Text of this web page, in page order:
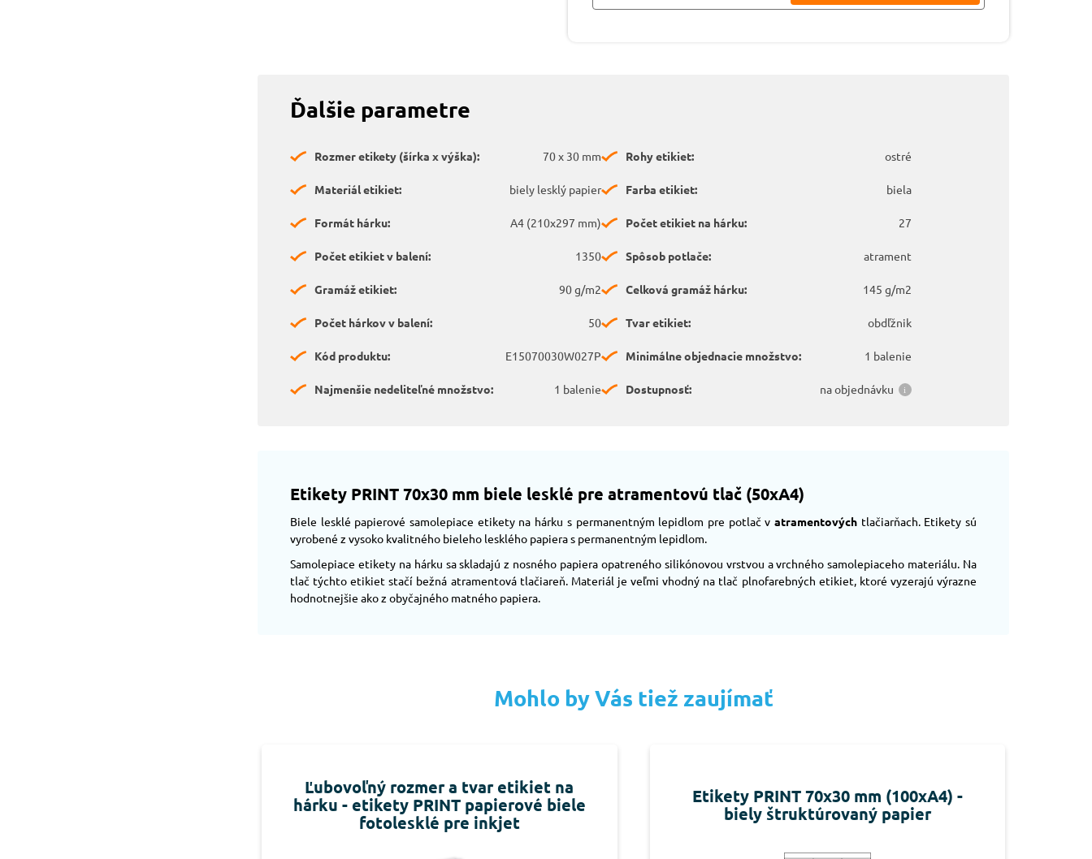
Ďalšie parametre
Rozmer etikety (šírka x výška): 70 x 30 mm Rohy etikiet: ostré
Materiál etikiet: biely lesklý papier Farba etikiet: biela
Formát hárku: A4 (210x297 mm) Počet etikiet na hárku: 27
Počet etikiet v balení: 1350 Spôsob potlače: atrament
Gramáž etikiet: 90 g/m2 Celková gramáž hárku: 145 g/m2
Počet hárkov v balení: 50 Tvar etikiet: obdľžnik
Kód produktu: E15070030W027P Minimálne objednacie množstvo: 1 balenie
Najmenšie nedeliteľné množstvo: 1 balenie Dostupnosť: na objednávku
Etikety PRINT 70x30 mm biele lesklé pre atramentovú tlač (50xA4)
Biele lesklé papierové samolepiace etikety na hárku s permanentným lepidlom pre potlač v atramentovýchtlačiarňach. Etikety sú
vyrobené z vysoko kvalitného bieleho lesklého papiera s permanentným lepidlom.
Samolepiace etikety na hárku sa skladajú z nosného papiera opatreného silikónovou vrstvou a vrchného samolepiaceho materiálu. Na
tlač týchto etikiet stačí bežná atramentová tlačiareň. Materiál je veľmi vhodný na tlač plnofarebných etikiet, ktoré vyzerajú výrazne
hodnotnejšie ako z obyčajného matného papiera.
Mohlo by Vás tiež zaujímať
Ľubovoľný rozmer a tvar etikiet na
hárku - etikety PRINT papierové biele
fotolesklé pre inkjet
Etikety PRINT 70x30 mm (100xA4) -
biely štruktúrovaný papier